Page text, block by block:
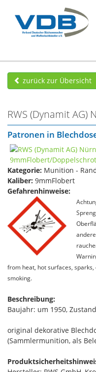
zurück zur Übersicht
RWS (Dynamit AG)
Patronen in
Kategorie: Munition -
Kaliber: 9mmFlobert
Gefahrenhinweise:
from heat, hot surfaces,
smoking.
Beschreibung:
Baujahr: um 1950,
original dekorative
(Sammlermunition, als